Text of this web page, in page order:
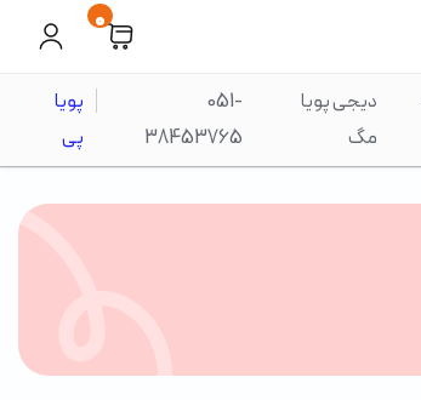
0
دیجی پویا
مگ
051-
38453765
پویا
پی